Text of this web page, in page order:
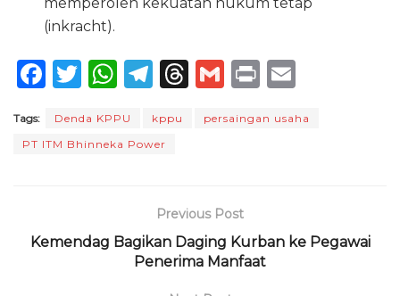
(inkracht).
F
c
e
o
T
it
te
W
a
ts
p
T
e
g
m
T
re
s
G
ai
P
n ai
Tags: Denda KPPU kppu
persaingan usaha
PT ITM Bhinneka Power
Previous Post
Kemendag Bagikan Daging Kurban ke Pegawai
Penerima Manfaat